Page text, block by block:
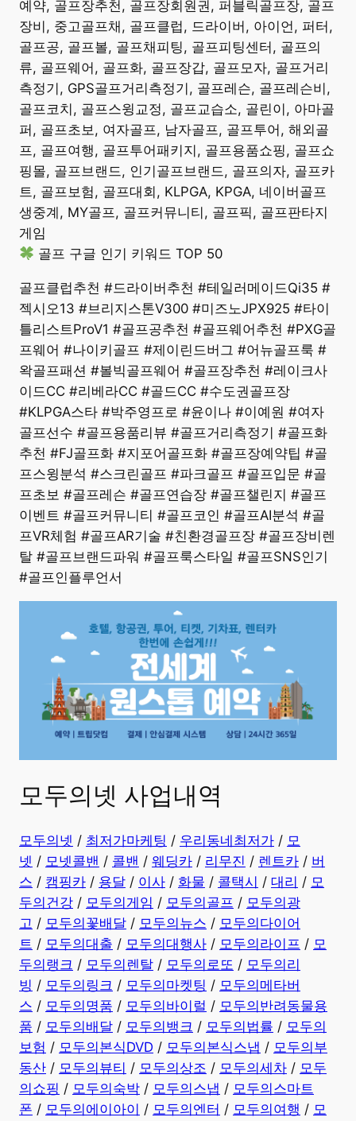
예약, 골프장추천, 골프장회원권, 퍼블릭골프장, 골프
장비, 중고골프채, 골프클럽, 드라이버, 아이언, 퍼터,
골프공, 골프볼, 골프채피팅, 골프피팅센터, 골프의
류, 골프웨어, 골프화, 골프장갑, 골프모자, 골프거리
측정기, GPS골프거리측정기, 골프레슨, 골프레슨비,
골프코치, 골프스윙교정, 골프교습소, 골린이, 아마골
퍼, 골프초보, 여자골프, 남자골프, 골프투어, 해외골
프, 골프여행, 골프투어패키지, 골프용품쇼핑, 골프쇼
핑몰, 골프브랜드, 인기골프브랜드, 골프의자, 골프카
트, 골프보험, 골프대회, KLPGA, KPGA, 네이버골프
생중계, MY골프, 골프커뮤니티, 골프픽, 골프판타지
게임
골프 구글 인기 키워드 TOP 50
골프클럽추천 #드라이버추천 #테일러메이드Qi35 #
젝시오13 #브리지스톤V300 #미즈노JPX925 #타이
틀리스트ProV1 #골프공추천 #골프웨어추천 #PXG골
프웨어 #나이키골프 #제이린드버그 #어뉴골프룩 #
왁골프패션 #볼빅골프웨어 #골프장추천 #레이크사
이드CC #리베라CC #골드CC #수도권골프장
#KLPGA스타 #박주영프로 #윤이나 #이예원 #여자
골프선수 #골프용품리뷰 #골프거리측정기 #골프화
추천 #FJ골프화 #지포어골프화 #골프장예약팁 #골
프스윙분석 #스크린골프 #파크골프 #골프입문 #골
프초보 #골프레슨 #골프연습장 #골프챌린지 #골프
이벤트 #골프커뮤니티 #골프코인 #골프AI분석 #골
프VR체험 #골프AR기술 #친환경골프장 #골프장비렌
탈 #골프브랜드파워 #골프룩스타일 #골프SNS인기
#골프인플루언서
모두의넷 사업내역
모두의넷 / 최저가마케팅 / 우리동네최저가 / 모
넷 / 모넷콜밴 / 콜밴 / 웨딩카 / 리무진 / 렌트카 / 버
스 / 캠핑카 / 용달 / 이사 / 화물 / 콜택시 / 대리 / 모
두의건강 / 모두의게임 / 모두의골프 / 모두의광
고 / 모두의꽃배달 / 모두의뉴스 / 모두의다이어
트 / 모두의대출 / 모두의대행사 / 모두의라이프 / 모
두의랭크 / 모두의렌탈 / 모두의로또 / 모두의리
빙 / 모두의링크 / 모두의마켓팅 / 모두의메타버
스 / 모두의명품 / 모두의바이럴 / 모두의반려동물용
품 / 모두의배달 / 모두의뱅크 / 모두의법률 / 모두의
보험 / 모두의본식DVD / 모두의본식스냅 / 모두의부
동산 / 모두의뷰티 / 모두의상조 / 모두의세차 / 모두
의쇼핑 / 모두의숙박 / 모두의스냅 / 모두의스마트
폰 / 모두의에이아이 / 모두의엔터 / 모두의여행 / 모